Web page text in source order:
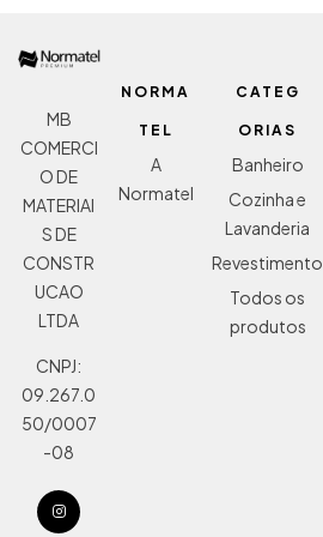
MB
COMERCI
O DE
MATERIAI
S DE
CONSTR
UCAO
LTDA
CNPJ:
09.267.0
50/0007
-08
NORMA
TEL
A
Normatel
CATEG
ORIAS
Banheiro
Cozinha e
Lavanderia
Revestimento
Todos os
produtos